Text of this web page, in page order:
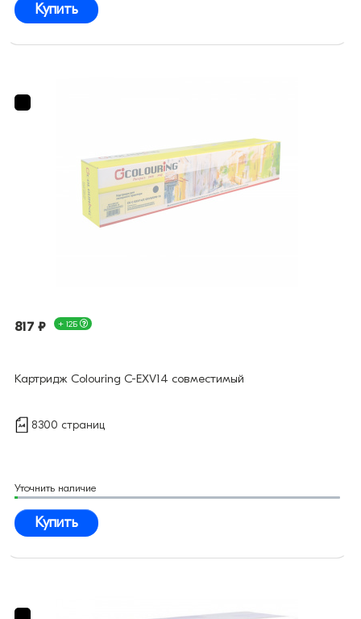
Купить
817 ₽ + 12Б
Картридж Colouring C-EXV14 совместимый
8300 страниц
Уточнить наличие
Купить